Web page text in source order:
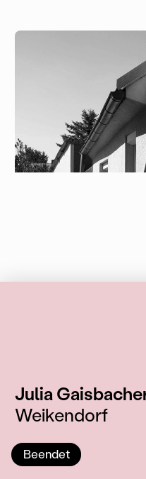
Julia
Weikendorf
Beendet